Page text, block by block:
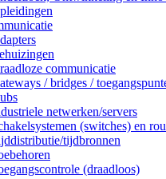
communicatie
/ bridges /
netwerken/servers
(switches) en
tijdbronnen
(draadloos)